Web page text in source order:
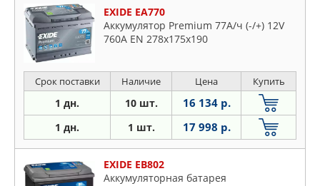
EXIDE EA770
Аккумулятор Premium 77A/ч (-/+) 12V
760A EN 278x175x190
Срок поставки Наличие Цена Купить
1 дн. 10 шт. 16 134 р.
1 дн. 1 шт. 17 998 р.
EXIDE EB802
Аккумуляторная батарея